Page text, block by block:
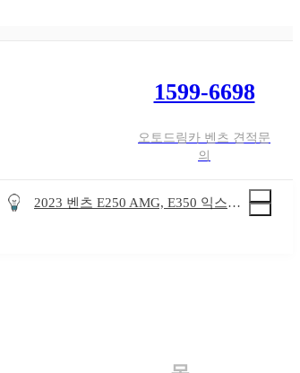
1599-6698
오토드림카 벤츠 견적문
의
2023 벤츠 E250 AMG, E350 익스클루시브 연식변경 가격표